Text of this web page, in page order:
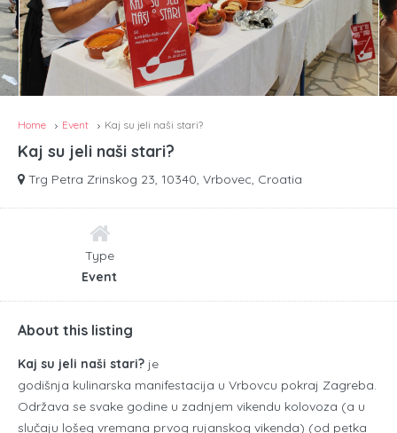
Home Event Kaj su jeli naši stari?
Kaj su jeli naši stari?
Trg Petra Zrinskog 23, 10340, Vrbovec, Croatia
Type
Event
About this listing
Kaj su jeli naši stari? je
godišnja kulinarska manifestacija u Vrbovcu pokraj Zagreba.
Održava se svake godine u zadnjem vikendu kolovoza (a u
slučaju lošeg vremana prvog rujanskog vikenda) (od petka